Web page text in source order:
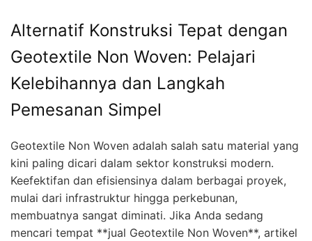
Alternatif Konstruksi Tepat dengan
Geotextile Non Woven: Pelajari
Kelebihannya dan Langkah
Pemesanan Simpel
Geotextile Non Woven adalah salah satu material yang
kini paling dicari dalam sektor konstruksi modern.
Keefektifan dan efisiensinya dalam berbagai proyek,
mulai dari infrastruktur hingga perkebunan,
membuatnya sangat diminati. Jika Anda sedang
mencari tempat **jual Geotextile Non Woven**, artikel